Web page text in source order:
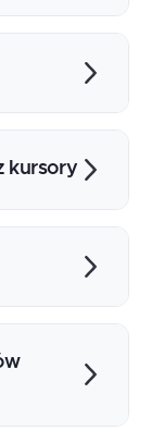
kursory
i ich